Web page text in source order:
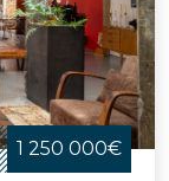
1 250 000€